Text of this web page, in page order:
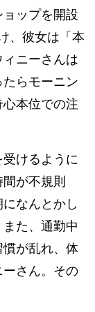
ップを開設
、彼女は「本
ニーさんは
らモーニン
本位での注
けるように
が不規則
なんとかし
た、通勤中
が乱れ、体
さん。その